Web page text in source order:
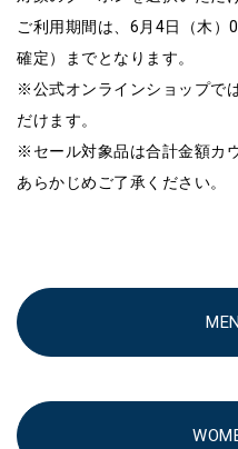
ご利用期間は、6月4日（木
確定）までとなります。
※公式オンラインショップで
だけます。
※セール対象品は合計金額カ
あらかじめご了承ください。